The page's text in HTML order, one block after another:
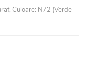
Culoare: N72 (Verde